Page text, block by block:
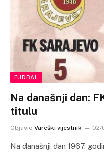
FUDBAL
Na današnji dan:
titulu
Objavio Vareški vijestnik 02/
Na današnji dan 1967.